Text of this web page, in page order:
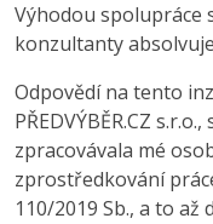
Výhodou spolupráce
konzultanty
Odpovědí na tento
PŘEDVÝBĚR.CZ
zpracovávala mé
zprostředkování
110/2019 Sb., a to